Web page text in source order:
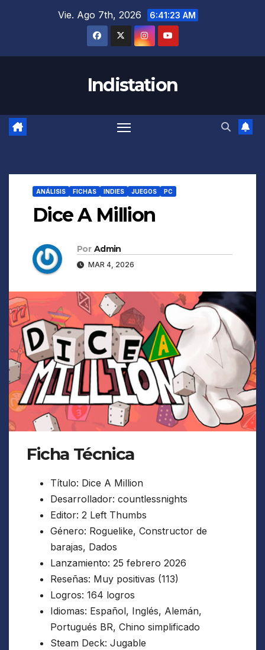
Vie. Ago 7th, 2026 6:41:24 AM
Indistation
ANÁLISIS FICHAS INDIES JUEGOS PC
Dice A Million
Por Admin
MAR 4, 2026
Ficha Técnica
Título: Dice A Million
Desarrollador: countlessnights
Editor: 2 Left Thumbs
Género: Roguelike, Constructor de
barajas, Dados
Lanzamiento: 25 febrero 2026
Reseñas: Muy positivas (113)
Logros: 164 logros
Idiomas: Español, Inglés, Alemán,
Portugués BR, Chino simplificado
Steam Deck: Jugable